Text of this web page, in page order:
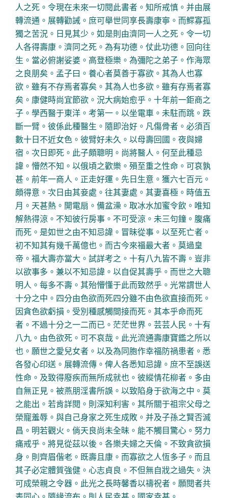
人之死。令現在未來一切閱此書者。知所戒慎。并由展
轉流通。展轉勸誡。庶可舉世同享長壽康寧。而鰥寡孤
獨之苦況。日見其少。如是則由濟同一人之死。令一切
人各得壽康。濟同之死。為有功德。仗此功德。回向往
生。當必俯謝娑婆。高登極樂。為彌陀之弟子。作海眾
之良朋矣。孟子曰。養心者莫善于寡欲。其為人也寡
欲。雖有不存焉者寡矣。其為人也多欲。雖有存焉者寡
矣。康健時尚宜節欲。況大病始愈乎。十年前一鉅商之
子。學西醫于東洋。考第一。以坐電車。未駐而跳。跌
斷一臂。彼係此種醫生。隨即治好。凡傷骨者。必須百
數十日不近女色。彼臂好未久。以母壽回國。夜與婦
宿。次日即死。此子頗聰明。尚將醫人。何至此種忌
諱。懵然不知。以俄頃之歡樂。殞至重之性命。可哀孰
甚。前年一商人。正走好運。先日生意。獲六七百元。
頗得意。次日由其妾處。往其妻處。其妻喜極。時值五
月。天甚熱。開電扇。備盆澡。取冰水加蜜令飲。唯知
解熱得涼。不知彼行房事。不可受涼。未三句鐘。腹痛
而死。是如世之由不知忌諱。冒昧從事。以至死亡者。
初不知其有幾千萬億也。而古今來福最大者。莫過皇
帝。福大壽亦當大。試詳考之。十有八九皆不壽。豈非
以欲事多。兼以不知忌諱。以自促其壽乎。而世之大聰
明人。每多不壽。其殆懵懂于此而致然乎。光常謂世人
十分之中。四分由色欲而死四分雖不由色欲直接而死。
因貪色欲虧損。受別種感觸間接而死。其本乎命而死
者。不過十分之一二而已。茫茫世界。芸芸人民。十有
八九。由色欲死。可不哀哉。此光流通壽康寶鑑之所以
也。願世之愛兒女者。以及為同胞作幸福防禍患者。悉
各發心印送。展轉流傳。俾人各悉知忌諱。庶不至誤送
性命。及致得廢疾而無所成就也。彼縱情花柳者。多由
自無正見。被燕朋淫書所誤。以致陷身于欲海之中。莫
之能出。若肯詳閱。則深知利害。其所關于祖宗父母之
榮寵羞辱。與自己身家之死生成敗。并及子孫之賢否滅
昌。明若觀火。倘天良尚未全昧。能不觸目驚心。努力
痛戒乎。將見從茲以後。各樂夫婦之天倫。不致貪欲損
身。則齊眉偕老。既壽且康。而寡欲之人恆多子。而且
其子必定體質強健。心志貞良。不但無自戕之過失。決
可成榮親之令器。此光之長時馨香以禱祝者。願閱者共